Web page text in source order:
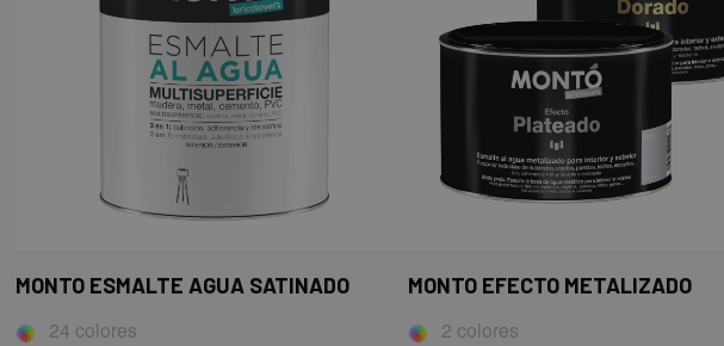
MONTO ESMALTE AGUA SATINADO
24 colores
MONTO EFECTO METALIZADO
2 colores